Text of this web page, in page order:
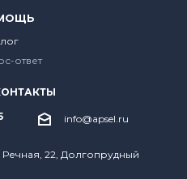
ответ
info@apsel.ru
Речная, 22, Долгопрудный